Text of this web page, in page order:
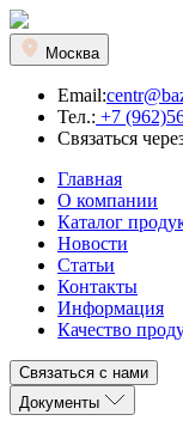
Москва
Email:
Тел.: +7
Связаться
Главная
О компании
Каталог
Новости
Статьи
Контакты
Информация
Качество
Связаться с нами
Документы